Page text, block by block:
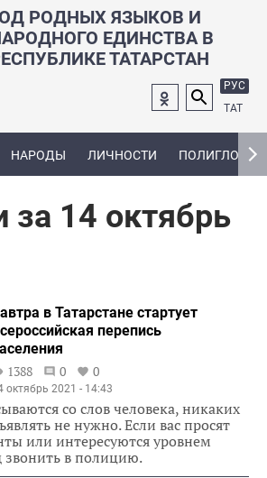
РОДНЫХ ЯЗЫКОВ И
ЕДИНСТВА В
ТАТАРСТАН
РУС
ТАТ
НАРОДЫ ЛИЧНОСТИ ПОЛИГЛОТ
за 14 октябрь
в Татарстане стартует
перепись
1388
0 0
октябрь 2021 - 14:43
со слов человека, никаких
не нужно. Если вас просят
или интересуются уровнем
звонить в полицию.